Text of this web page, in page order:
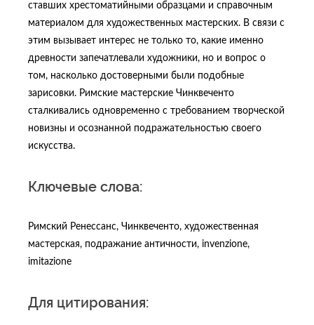
ставших хрестоматийными образцами и справочным
материалом для художественных мастерских. В связи с
этим вызывает интерес не только то, какие именно
древности запечатлевали художники, но и вопрос о
том, насколько достоверными были подобные
зарисовки. Римские мастерские Чинквеченто
сталкивались одновременно с требованием творческой
новизны и осознанной подражательностью своего
искусства.
Ключевые cлова:
Римский Ренессанс, Чинквеченто, художественная
мастерская, подражание античности, invenzione,
imitazione
Для цитирования: